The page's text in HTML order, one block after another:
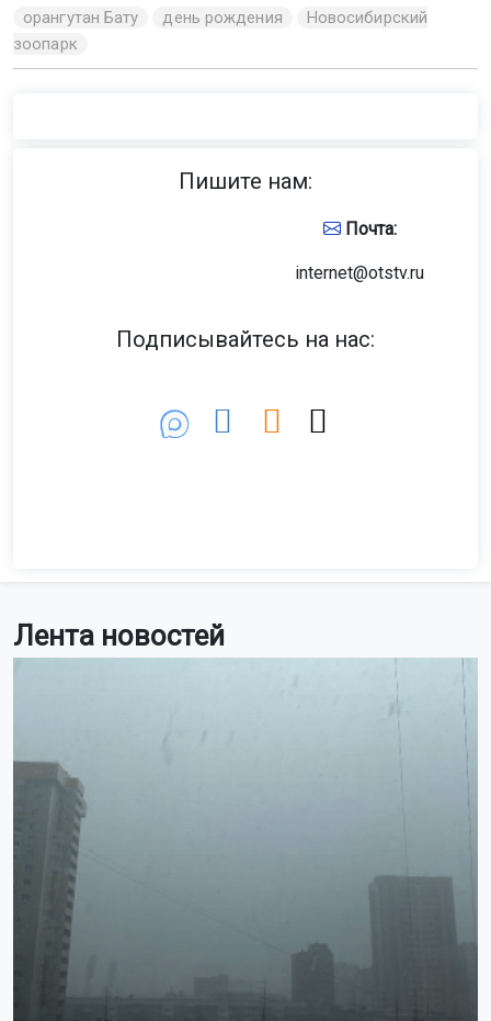
Лента новостей
орангутан Бату день рождения
Новосибирский
зоопарк
Пишите нам:
Почта:
internet@otstv.ru
Подписывайтесь на нас: